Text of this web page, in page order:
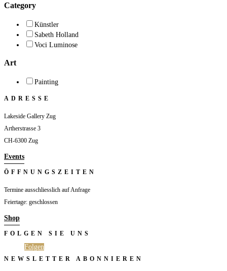
Category
Künstler
Sabeth Holland
Voci Luminose
Art
Painting
ADRESSE
Lakeside Gallery Zug
Artherstrasse 3
CH-6300 Zug
Events
ÖFFNUNGSZEITEN
Termine ausschliesslich auf Anfrage
Feiertage: geschlossen
Shop
FOLGEN SIE UNS
Folgen
NEWSLETTER ABONNIEREN